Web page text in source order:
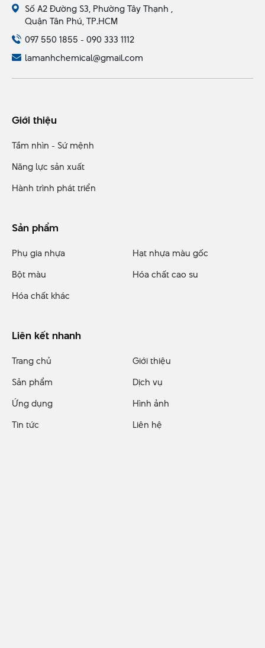
Số A2 Đường S3, Phường Tây Thạnh ,
Quận Tân Phú, TP.HCM
097 550 1855 - 090 333 1112
lamanhchemical@gmail.com
Giới thiệu
Tầm nhìn - Sứ mệnh
Năng lực sản xuất
Hành trình phát triển
Sản phẩm
Phụ gia nhựa
Hạt nhựa màu gốc
Bột màu
Hóa chất cao su
Hóa chất khác
Liên kết nhanh
Trang chủ
Giới thiệu
Sản phẩm
Dịch vụ
Ứng dụng
Hình ảnh
Tin tức
Liên hệ